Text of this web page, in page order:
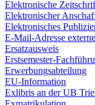
Elektronische
Elektronischer
Elektronisches
E-Mail-Adresse
Ersatzausweis
Erstsemester-
Erwerbungsabteilung
EU-Information
Exlibris an der UB